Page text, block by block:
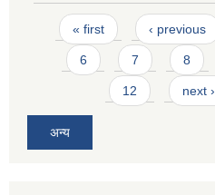
Pages
« first ‹ previous
6 7 8
12 next ›
अन्य